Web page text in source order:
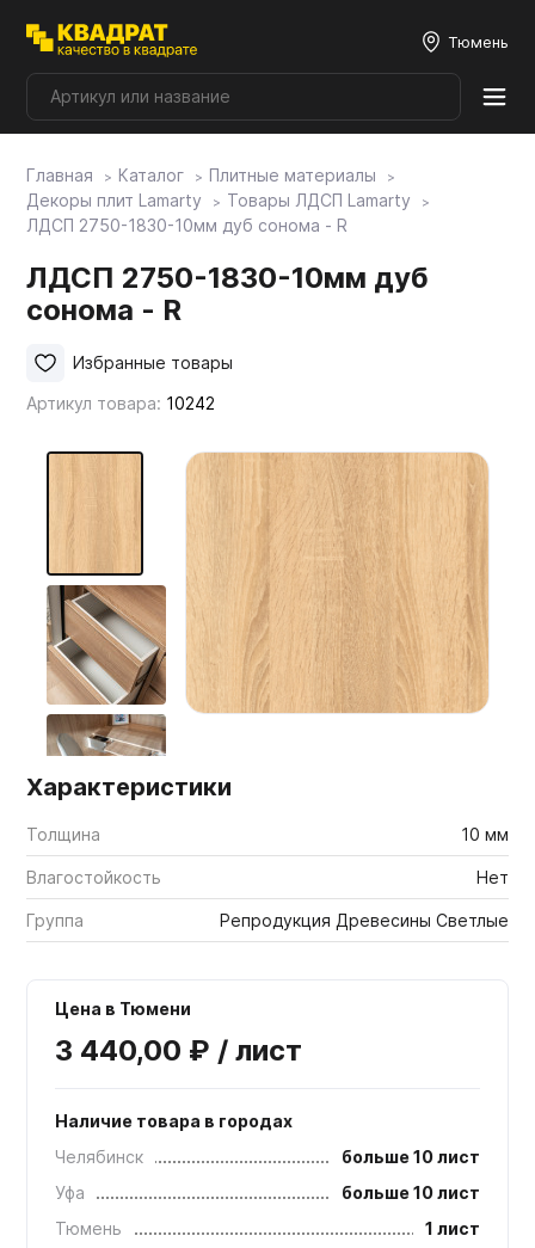
Тюмень
Плитные материалы
Мой ЭГГЕР
Фасады
Мебельные образцы, каталоги
Главная Каталог
Плитные материалы
Декоры плит Lamarty
Товары ЛДСП Lamarty
ЛДСП 2750-1830-10мм дуб сонома - R
ЛДСП 2750-1830-10мм дуб
сонома - R
Артикул товара: 10242
Избранные товары
Характеристики
Толщина 10 мм
Влагостойкость Нет
Группа Репродукция Древесины Светлые
Цена в Тюмени
3 440,00 ₽ / лист
Наличие товара в городах
Челябинск
больше 10 лист
Уфа
больше 10 лист
Тюмень
1 лист